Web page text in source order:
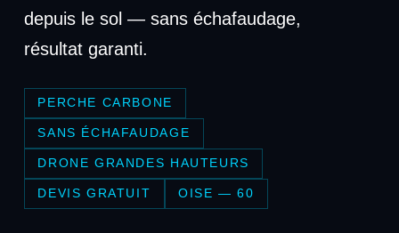
depuis le sol — sans échafaudage,
résultat garanti.
PERCHE CARBONE
SANS ÉCHAFAUDAGE
DRONE GRANDES HAUTEURS
DEVIS GRATUIT OISE — 60